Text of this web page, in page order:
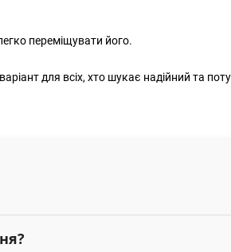
переміщувати його.
для всіх, хто шукає надійний та